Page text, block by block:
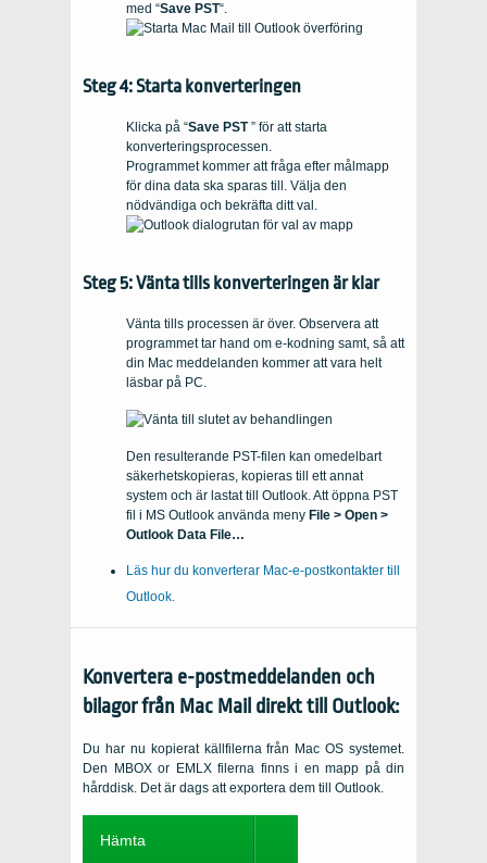
med “Save PST“.
Steg 4: Starta konverteringen
Klicka på “Save PST” för att starta
konverteringsprocessen.
Programmet kommer att fråga efter målmapp
för dina data ska sparas till. Välja den
nödvändiga och bekräfta ditt val.
Steg 5: Vänta tills konverteringen är klar
Vänta tills processen är över. Observera att
programmet tar hand om e-kodning samt, så att
din Mac meddelanden kommer att vara helt
läsbar på PC.
Den resulterande PST-filen kan omedelbart
säkerhetskopieras, kopieras till ett annat
system och är lastat till Outlook. Att öppna PST
fil i MS Outlook använda meny File > Open >
Outlook Data File…
Läs hur du konverterar Mac-e-postkontakter till
Outlook.
Konvertera e-postmeddelanden och
bilagor från Mac Mail direkt till Outlook:
Du har nu kopierat källfilerna från Mac OS systemet.
Den
MBOX or EMLXfilerna finns i en mapp på din
hårddisk. Det är dags att exportera dem till Outlook.
Hämta